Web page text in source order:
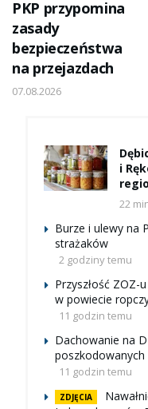
PKP przypomina
zasady
bezpieczeństwa
na przejazdach
07.08.2026
i
22
Burze i ulewy na
strażaków
2 godziny temu
Przyszłość ZOZ-
w powiecie
11 godzin temu
Dachowanie na
poszkodowanych
11 godzin temu
ZDJĘCIA